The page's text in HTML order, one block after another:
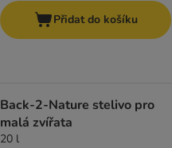
Přidat do košíku
Back-2-Nature stelivo pro
malá zvířata
20 l